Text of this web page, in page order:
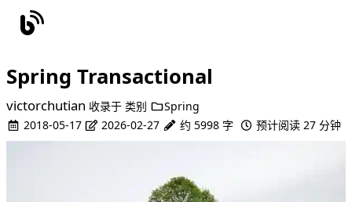
Spring Transactional
victorchutian 收录于 类别
Spring
2018-05-17
2026-02-27 约 5998 字 预计阅读 27 分钟